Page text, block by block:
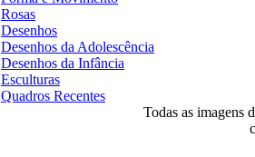
Rosas
Desenhos
Desenhos da Adolescência
Desenhos da Infância
Esculturas
Quadros Recentes
Todas as imagens